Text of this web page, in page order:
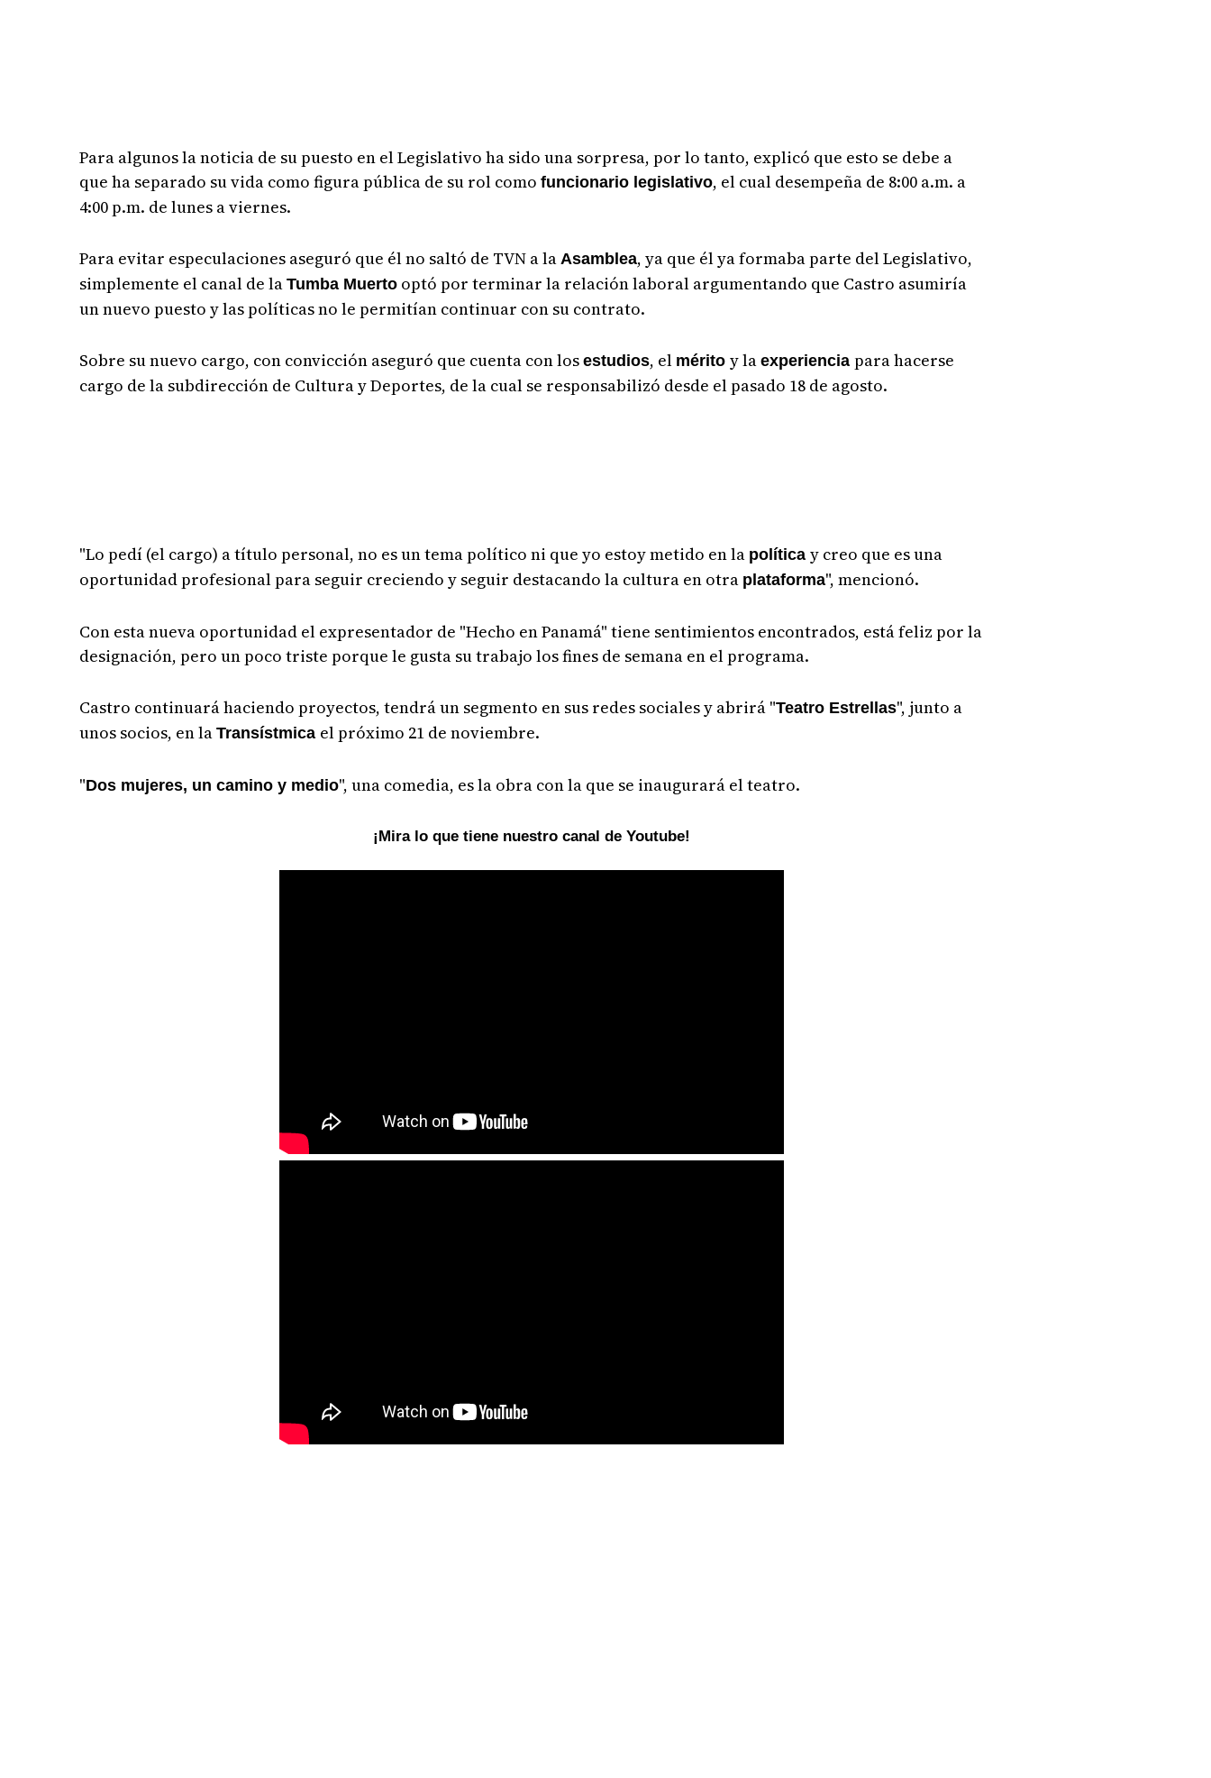
Para algunos la noticia de su puesto en el Legislativo ha sido una sorpresa, por lo tanto, explicó que esto se debe a
que ha separado su vida como figura pública de su rol comofuncionario legislativo, el cual desempeña de 8:00 a.m. a
4:00 p.m. de lunes a viernes.
Para evitar especulaciones aseguró que él no saltó de TVN a laAsamblea, ya que él ya formaba parte del Legislativo,
simplemente el canal de laTumba Muerto optó por terminar la relación laboral argumentando que Castro asumiría
un nuevo puesto y las políticas no le permitían continuar con su contrato.
Sobre su nuevo cargo, con convicción aseguró que cuenta con losestudios, el méritoy laexperienciapara hacerse
cargo de la subdirección de Cultura y Deportes, de la cual se responsabilizó desde el pasado 18 de agosto.
"Lo pedí (el cargo) a título personal, no es un tema político ni que yo estoy metido en la políticay creo que es una
oportunidad profesional para seguir creciendo y seguir destacando la cultura en otra plataforma", mencionó.
Con esta nueva oportunidad el expresentador de "Hecho en Panamá" tiene sentimientos encontrados, está feliz por la
designación, pero un poco triste porque le gusta su trabajo los fines de semana en el programa.
Castro continuará haciendo proyectos, tendrá un segmento en sus redes sociales y abrirá "Teatro Estrellas", junto a
unos socios, en laTransístmica el próximo 21 de noviembre.
"Dos mujeres, un camino y medio", una comedia, es la obra con la que se inaugurará el teatro.
¡Mira lo que tiene nuestro canal de Youtube!